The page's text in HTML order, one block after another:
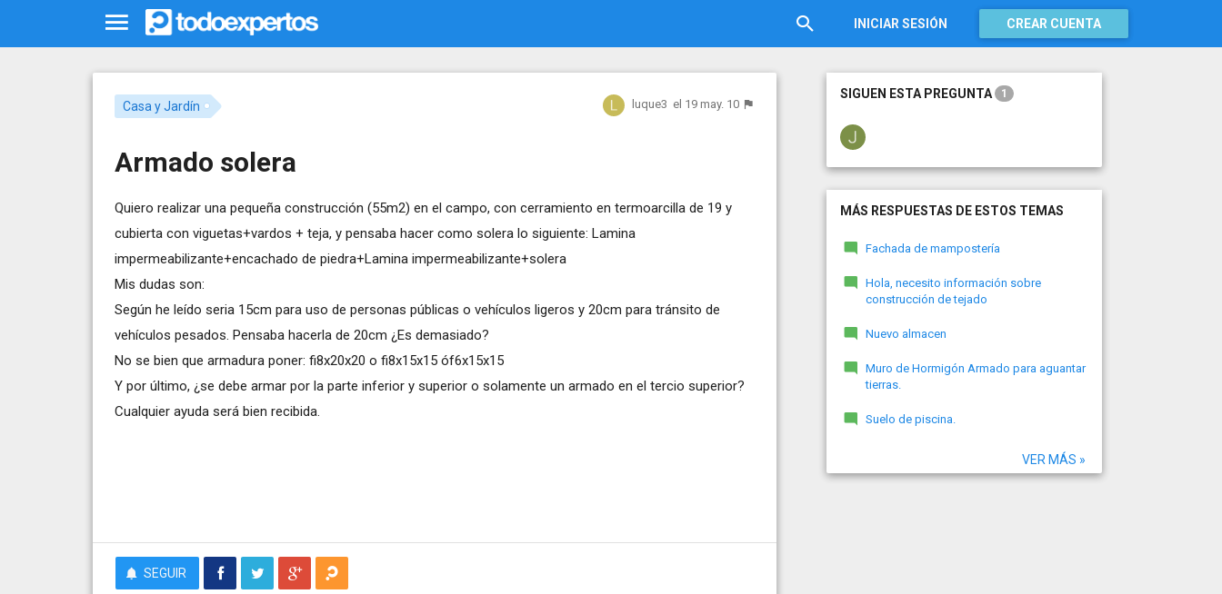
INICIAR SESIÓN CREAR CUENTA
Casa y Jardín luque3 el 19 may. 10
Armado solera
Quiero realizar una pequeña construcción (55m2) en el campo, con cerramiento en termoarcilla de 19 y
cubierta con viguetas+vardos + teja, y pensaba hacer como solera lo siguiente: Lamina
impermeabilizante+encachado de piedra+Lamina impermeabilizante+solera
Mis dudas son:
Según he leído seria 15cm para uso de personas públicas o vehículos ligeros y 20cm para tránsito de
vehículos pesados. Pensaba hacerla de 20cm ¿Es demasiado?
No se bien que armadura poner: fi8x20x20 o fi8x15x15 óf6x15x15
Y por último, ¿se debe armar por la parte inferior y superior o solamente un armado en el tercio superior?
Cualquier ayuda será bien recibida.
SEGUIR
SIGUEN ESTA PREGUNTA 1
MÁS RESPUESTAS DE ESTOS TEMAS
Fachada de mampostería
Hola, necesito información sobre
construcción de tejado
Nuevo almacen
Muro de Hormigón Armado para aguantar
tierras.
Suelo de piscina.
VER MÁS »